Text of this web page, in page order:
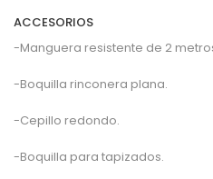
ACCESORIOS
-Manguera resistente de 2
-Boquilla rinconera plana.
-Cepillo redondo.
-Boquilla para tapizados.